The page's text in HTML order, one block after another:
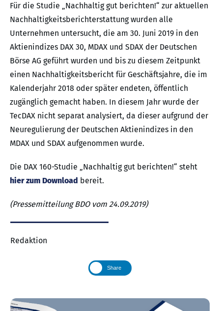
Für die Studie „Nachhaltig gut berichten!“ zur aktuellen
Nachhaltigkeitsberichterstattung wurden alle
Unternehmen untersucht, die am 30. Juni 2019 in den
Aktienindizes DAX 30, MDAX und SDAX der Deutschen
Börse AG geführt wurden und bis zu diesem Zeitpunkt
einen Nachhaltigkeitsbericht für Geschäftsjahre, die im
Kalenderjahr 2018 oder später endeten, öffentlich
zugänglich gemacht haben. In diesem Jahr wurde der
TecDAX nicht separat analysiert, da dieser aufgrund der
Neuregulierung der Deutschen Aktienindizes in den
MDAX und SDAX aufgenommen wurde.
Die DAX 160-Studie „Nachhaltig gut berichten!“ steht
hier zum Download bereit.
(Pressemitteilung BDO vom 24.09.2019)
Redaktion
Share